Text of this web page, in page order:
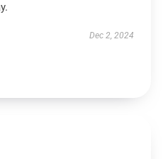
Dec 2, 2024